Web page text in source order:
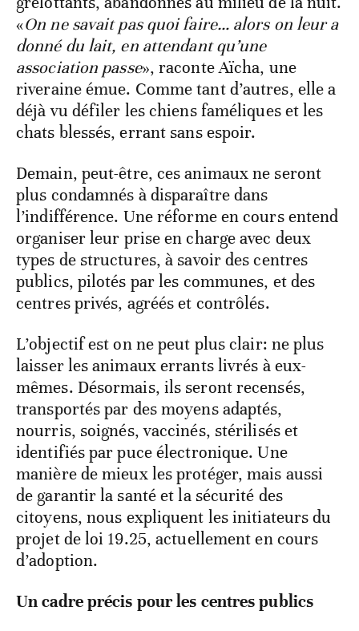
«On ne savait pas quoi faire… alors on leur a
donné du lait, en attendant qu’une
association passe», raconte Aïcha, une
riveraine émue. Comme tant d’autres, elle a
déjà vu défiler les chiens faméliques et les
chats blessés, errant sans espoir.
Demain, peut-être, ces animaux ne seront
plus condamnés à disparaître dans
l’indifférence. Une réforme en cours entend
organiser leur prise en charge avec deux
types de structures, à savoir des centres
publics, pilotés par les communes, et des
centres privés, agréés et contrôlés.
L’objectif est on ne peut plus clair: ne plus
laisser les animaux errants livrés à eux-
mêmes. Désormais, ils seront recensés,
transportés par des moyens adaptés,
nourris, soignés, vaccinés, stérilisés et
identifiés par puce électronique. Une
manière de mieux les protéger, mais aussi
de garantir la santé et la sécurité des
citoyens, nous expliquent les initiateurs du
projet de loi 19.25, actuellement en cours
d’adoption.
Un cadre précis pour les centres publics